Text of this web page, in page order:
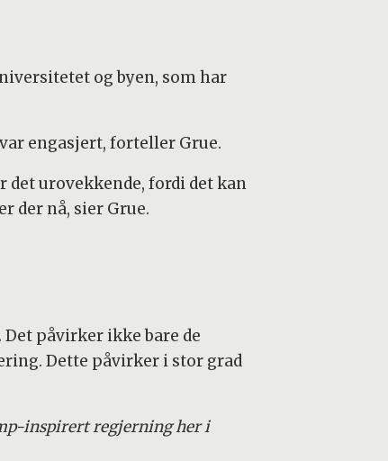
og byen, som har
engasjert, forteller Grue.
det urovekkende, fordi det kan
der nå, sier Grue.
påvirker ikke bare de
Dette påvirker i stor grad
inspirert regjerning her i